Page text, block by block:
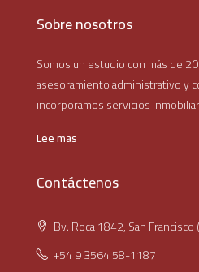
Sobre nosotros
Somos un estudio con más de
asesoramiento administrativo y
incorporamos servicios
Lee mas
Contáctenos
Bv. Roca 1842, San Francisco
+54 9 3564 58-1187